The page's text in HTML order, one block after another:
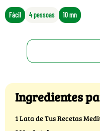
Fácil 4 pessoas 10 mn
Ingredientes
1 Lata de Tus Recetas